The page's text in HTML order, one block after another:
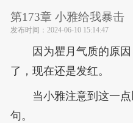
第173章 小雅给我暴击
发布时间： 2024-06-10 15:14:47
因为瞿月气质的原
了，现在还是发红。
当小雅注意到这一
句。